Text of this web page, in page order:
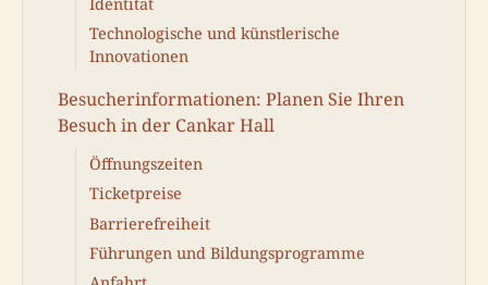
Technologische und künstlerische
Innovationen
Besucherinformationen: Planen Sie Ihren
Besuch in der Cankar Hall
Öffnungszeiten
Ticketpreise
Barrierefreiheit
Führungen und Bildungsprogramme